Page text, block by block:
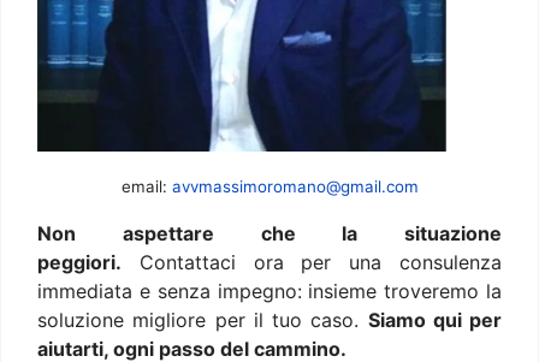
email: avvmassimoromano@gmail.com
Non aspettare che la situazione
peggiori. Contattaci ora per una consulenza
immediata e senza impegno: insieme troveremo la
soluzione migliore per il tuo caso. Siamo qui per
aiutarti, ogni passo del cammino.